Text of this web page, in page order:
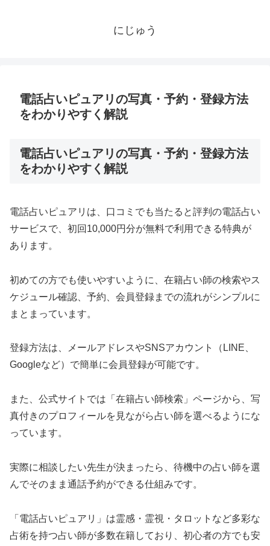
にじゅう
電話占いピュアリの写真・予約・登録方法
をわかりやすく解説
電話占いピュアリの写真・予約・登録方法
をわかりやすく解説
電話占いピュアリは、口コミでも当たると評判の電話占い
サービスで、初回10,000円分が無料で利用できる特典が
あります。
初めての方でも使いやすいように、在籍占い師の検索やス
ケジュール確認、予約、会員登録までの流れがシンプルに
まとまっています。
登録方法は、メールアドレスやSNSアカウント（LINE、
Googleなど）で簡単に会員登録が可能です。
また、公式サイトでは「在籍占い師検索」ページから、写
真付きのプロフィールを見ながら占い師を選べるようにな
っています。
実際に相談したい先生が決まったら、待機中の占い師を選
んでそのまま通話予約ができる仕組みです。
「電話占いピュアリ」は霊感・霊視・タロットなど多彩な
占術を持つ占い師が多数在籍しており、初心者の方でも安